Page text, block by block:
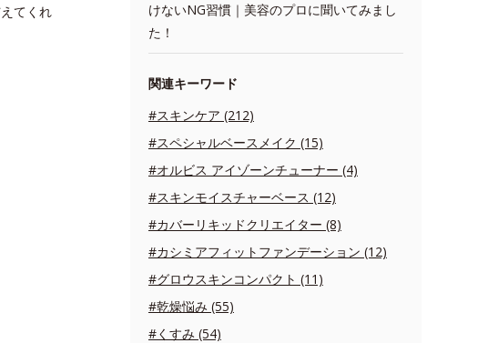
てくれ
けないNG習慣｜美容のプロに聞いてみまし
た！
関連キーワード
#スキンケア (212)
#スペシャルベースメイク (15)
#オルビス アイゾーンチューナー (4)
#スキンモイスチャーベース (12)
#カバーリキッドクリエイター (8)
#カシミアフィットファンデーション (12)
#グロウスキンコンパクト (11)
#乾燥悩み (55)
#くすみ (54)